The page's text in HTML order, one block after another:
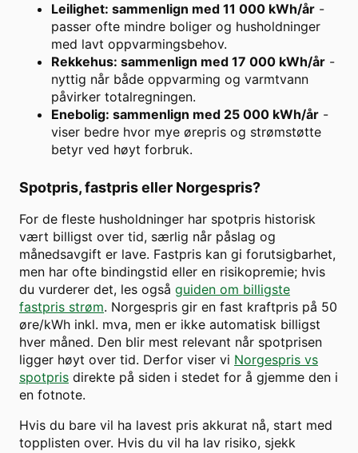
Leilighet: sammenlign med 11 000 kWh/år -
passer ofte mindre boliger og husholdninger
med lavt oppvarmingsbehov.
Rekkehus: sammenlign med 17 000 kWh/år -
nyttig når både oppvarming og varmtvann
påvirker totalregningen.
Enebolig: sammenlign med 25 000 kWh/år -
viser bedre hvor mye ørepris og strømstøtte
betyr ved høyt forbruk.
Spotpris, fastpris eller Norgespris?
For de fleste husholdninger har spotpris historisk
vært billigst over tid, særlig når påslag og
månedsavgift er lave. Fastpris kan gi forutsigbarhet,
men har ofte bindingstid eller en risikopremie; hvis
du vurderer det, les også guiden om billigste
fastpris strøm. Norgespris gir en fast kraftpris på 50
øre/kWh inkl. mva, men er ikke automatisk billigst
hver måned. Den blir mest relevant når spotprisen
ligger høyt over tid. Derfor viser vi Norgespris vs
spotpris direkte på siden i stedet for å gjemme den i
en fotnote.
Hvis du bare vil ha lavest pris akkurat nå, start med
topplisten over. Hvis du vil ha lav risiko, sjekk